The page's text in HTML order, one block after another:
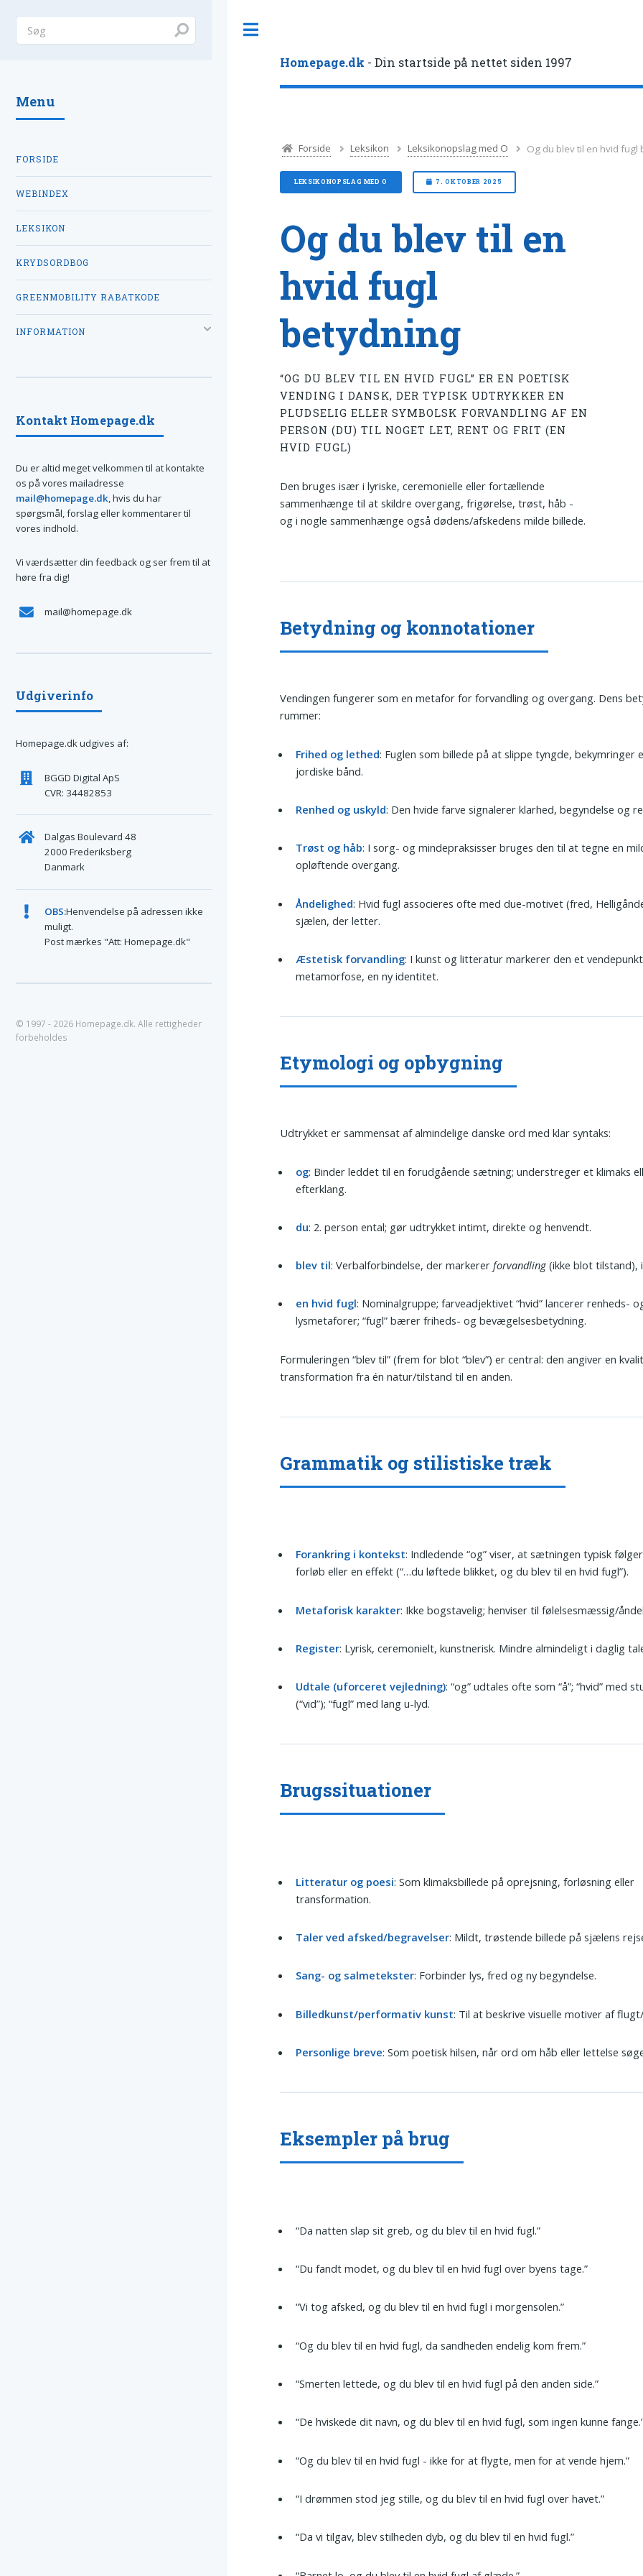
Homepage.dk - Din startside på nettet siden 1997
Forside Leksikon Leksikonopslag med O Og du blev til en hvid fugl
LEKSIKONOPSLAG MED O 7. OKTOBER 2025
Og du blev til en
hvid fugl
betydning
“OG DU BLEV TIL EN HVID FUGL” ER EN POETISK
VENDING I DANSK, DER TYPISK UDTRYKKER EN
PLUDSELIG ELLER SYMBOLSK FORVANDLING AF EN
PERSON (DU) TIL NOGET LET, RENT OG FRIT (EN
HVID FUGL)
Den bruges især i lyriske, ceremonielle eller fortællende
sammenhænge til at skildre overgang, frigørelse, trøst, håb -
og i nogle sammenhænge også dødens/afskedens milde billede.
Betydning og konnotationer
Vendingen fungerer som en metafor for forvandling og overgang. Dens
rummer:
Frihed og lethed: Fuglen som billede på at slippe tyngde, bekymringer
jordiske bånd.
Renhed og uskyld: Den hvide farve signalerer klarhed, begyndelse og
Trøst og håb: I sorg- og mindepraksisser bruges den til at tegne en
opløftende overgang.
Åndelighed: Hvid fugl associeres ofte med due-motivet (fred,
sjælen, der letter.
Æstetisk forvandling: I kunst og litteratur markerer den et
metamorfose, en ny identitet.
Etymologi og opbygning
Udtrykket er sammensat af almindelige danske ord med klar syntaks:
og: Binder leddet til en forudgående sætning; understreger et klimaks
efterklang.
du: 2. person ental; gør udtrykket intimt, direkte og henvendt.
blev til: Verbalforbindelse, der markererforvandling (ikke blot tilstand),
en hvid fugl: Nominalgruppe; farveadjektivet “hvid” lancerer renheds-
lysmetaforer; “fugl” bærer friheds- og bevægelsesbetydning.
Formuleringen “blev til” (frem for blot “blev”) er central: den angiver en
transformation fra én natur/tilstand til en anden.
Grammatik og stilistiske træk
Forankring i kontekst: Indledende “og” viser, at sætningen typisk
forløb eller en effekt (“…du løftede blikket, og du blev til en hvid fugl”).
Metaforisk karakter: Ikke bogstavelig; henviser til følelsesmæssig/
Register: Lyrisk, ceremonielt, kunstnerisk. Mindre almindeligt i daglig
Udtale (uforceret vejledning): “og” udtales ofte som “å”; “hvid” med
(“vid”); “fugl” med lang u-lyd.
Brugssituationer
Litteratur og poesi: Som klimaksbillede på oprejsning, forløsning eller
transformation.
Taler ved afsked/begravelser: Mildt, trøstende billede på sjælens
Sang- og salmetekster: Forbinder lys, fred og ny begyndelse.
Billedkunst/performativ kunst: Til at beskrive visuelle motiver af
Personlige breve: Som poetisk hilsen, når ord om håb eller lettelse
Eksempler på brug
“Da natten slap sit greb, og du blev til en hvid fugl.”
“Du fandt modet, og du blev til en hvid fugl over byens tage.”
“Vi tog afsked, og du blev til en hvid fugl i morgensolen.”
“Og du blev til en hvid fugl, da sandheden endelig kom frem.”
“Smerten lettede, og du blev til en hvid fugl på den anden side.”
“De hviskede dit navn, og du blev til en hvid fugl, som ingen kunne
“Og du blev til en hvid fugl - ikke for at flygte, men for at vende hjem.”
“I drømmen stod jeg stille, og du blev til en hvid fugl over havet.”
“Da vi tilgav, blev stilheden dyb, og du blev til en hvid fugl.”
Menu
FORSIDE
WEBINDEX
LEKSIKON
KRYDSORDBOG
GREENMOBILITY RABATKODE
INFORMATION
Kontakt Homepage.dk
Du er altid meget velkommen til at kontakte
os på vores mailadresse
mail@homepage.dk, hvis du har
spørgsmål, forslag eller kommentarer til
vores indhold.
Vi værdsætter din feedback og ser frem til at
høre fra dig!
mail@homepage.dk
Udgiverinfo
Homepage.dk udgives af:
BGGD Digital ApS
CVR: 34482853
Dalgas Boulevard 48
2000 Frederiksberg
Danmark
OBS:Henvendelse på adressen ikke
muligt.
Post mærkes "Att: Homepage.dk"
© 1997 - 2026 Homepage.dk. Alle rettigheder
forbeholdes